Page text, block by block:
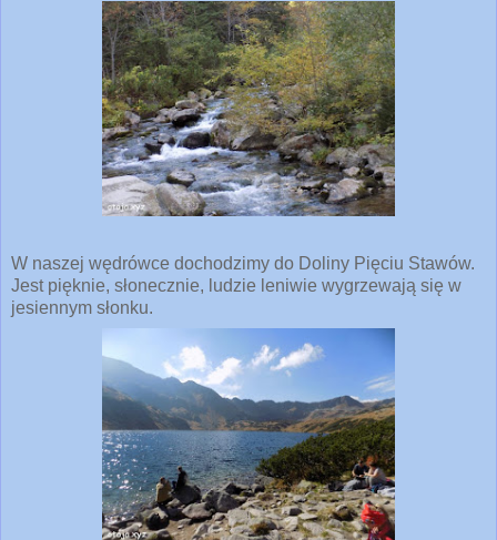
W naszej wędrówce dochodzimy do Doliny Pięciu Stawów.
Jest pięknie, słonecznie, ludzie leniwie wygrzewają się w
jesiennym słonku.